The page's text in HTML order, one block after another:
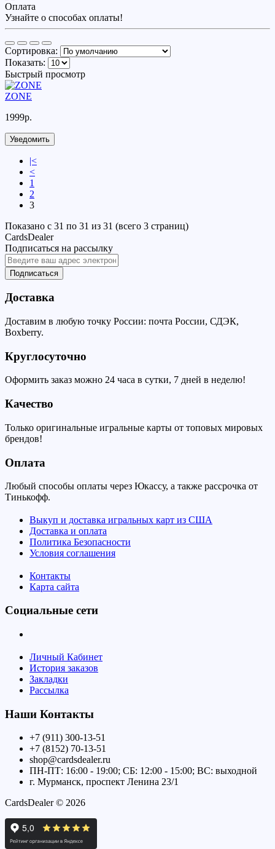
Оплата
Узнайте о способах оплаты!
Сортировка:
Показать:
Быстрый просмотр
ZONE
1999р.
Уведомить
|<
<
1
2
3
Показано с 31 по 31 из 31 (всего 3 страниц)
CardsDealer
Подписаться на рассылку
Подписаться
Доставка
Доставим в любую точку России: почта России, СДЭК,
Boxberry.
Круглосуточно
Оформить заказ можно 24 часа в сутки, 7 дней в неделю!
Качество
Только оригинальные игральные карты от топовых мировых
брендов!
Оплата
Любый способы оплаты через Юкассу, а также рассрочка от
Тинькофф.
Выкуп и доставка игральных карт из США
Доставка и оплата
Политика Безопасности
Условия соглашения
Контакты
Карта сайта
Социальные сети
Личный Кабинет
История заказов
Закладки
Рассылка
Наши Контакты
+7 (911) 300-13-51
+7 (8152) 70-13-51
shop@cardsdealer.ru
ПН-ПТ: 16:00 - 19:00; СБ: 12:00 - 15:00; ВС: выходной
г. Мурманск, проспект Ленина 23/1
CardsDealer © 2026